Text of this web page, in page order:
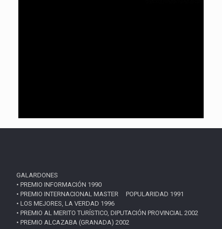
GALARDONES
• PREMIO INFORMACIÓN 1990
• PREMIO INTERNACIONAL MASTER POPULARIDAD 1991
• LOS MEJORES, LA VERDAD 1996
• PREMIO AL MERITO TURÍSTICO, DIPUTACIÓN PROVINCIAL 2002
• PREMIO ALCAZABA (GRANADA) 2002